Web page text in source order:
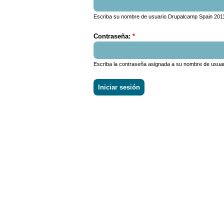
Escriba su nombre de usuario Drupalcamp Spain 2011.
Contraseña: *
Escriba la contraseña asignada a su nombre de